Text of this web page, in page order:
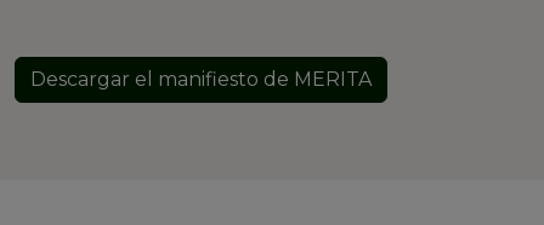
Descargar el manifiesto de MERITA